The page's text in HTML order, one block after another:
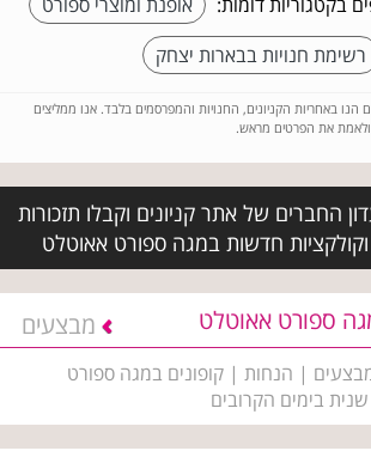
רשימת חנויות בבארות יצחק
הנו באחריות הקניונים, החנויות והמפרסמים בלבד. אנו ממליצים
ולאמת את הפרטים מראש.
החברים של אתר קניונים וקבלו תזכורות
חדשות במגה ספורט אאוטלט
ספורט אאוטלט מבצעים
מבצעים | הנחות | קופונים במגה ספורט
בימים הקרובים